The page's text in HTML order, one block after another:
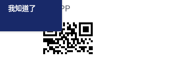
官方APP
我知道了